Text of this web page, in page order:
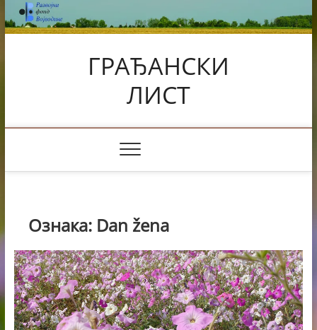
Skip
to
content
ГРАЂАНСКИ
ЛИСТ
Ознака: Dan žena